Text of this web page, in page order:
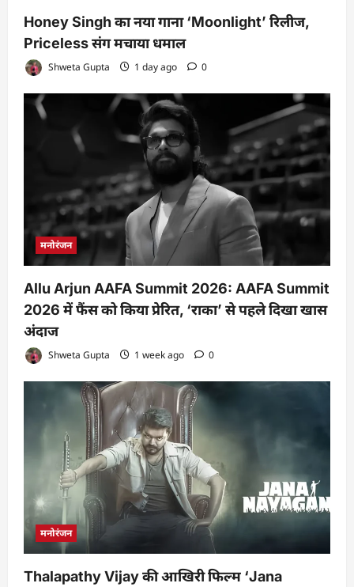
Honey Singh का नया गाना ‘Moonlight’ रिलीज,
Priceless संग मचाया धमाल
Shweta Gupta 1 day ago 0
मनोरंजन
Allu Arjun AAFA Summit 2026: AAFA Summit
2026 में फैंस को किया प्रेरित, ‘राका’ से पहले दिखा खास
अंदाज
Shweta Gupta 1 week ago 0
मनोरंजन
Thalapathy Vijay की आखिरी फिल्म ‘Jana